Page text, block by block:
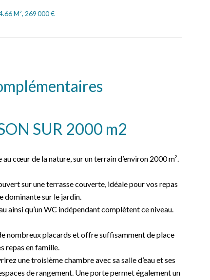
M², 269 000 €
SUR 2000 m2
cœur de la nature, sur un terrain d’environ 2000 m².
sur une terrasse couverte, idéale pour vos repas
dominante sur le jardin.
ainsi qu’un WC indépendant complètent ce niveau.
nombreux placards et offre suffisamment de place
repas en famille.
une troisième chambre avec sa salle d’eau et ses
de rangement. Une porte permet également un